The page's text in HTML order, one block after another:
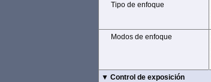
Tipo de enfoque
Modos de enfoque
▼ Control de exposición
Tipo de enfoque
Modos de enfoque
▼ Control de exposición